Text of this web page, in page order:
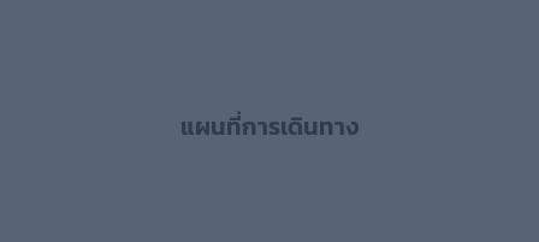
แผนที่การเดินทาง